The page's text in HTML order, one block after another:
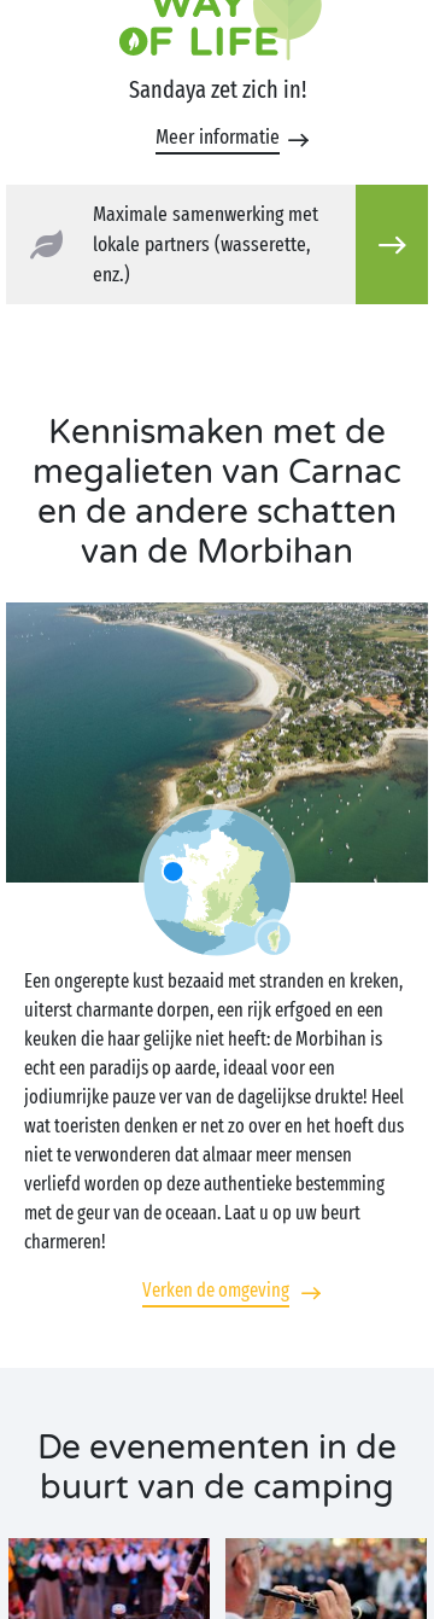
Sandaya zet zich in!
Meer informatie
Maximale samenwerking met
lokale partners (wasserette,
enz.)
Kennismaken met de
megalieten van Carnac
en de andere schatten
van de Morbihan
Een ongerepte kust bezaaid met stranden en kreken,
uiterst charmante dorpen, een rijk erfgoed en een
keuken die haar gelijke niet heeft: de Morbihan is
echt een paradijs op aarde, ideaal voor een
jodiumrijke pauze ver van de dagelijkse drukte! Heel
wat toeristen denken er net zo over en het hoeft dus
niet te verwonderen dat almaar meer mensen
verliefd worden op deze authentieke bestemming
met de geur van de oceaan. Laat u op uw beurt
charmeren!
Verken de omgeving
De evenementen in de
buurt van de camping